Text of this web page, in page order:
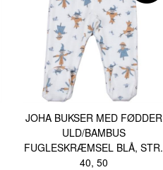
JOHA BUKSER MED FØDDER
ULD/BAMBUS
FUGLESKRÆMSEL BLÅ, STR.
40, 50